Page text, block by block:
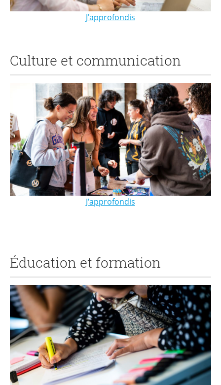
Éducation et formation
Culture et communication
J'approfondis
J'approfondis